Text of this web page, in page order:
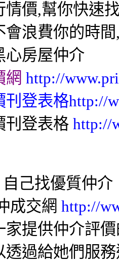
情價,幫你快速
會浪費你的時
心房屋仲介
網 http://
刊登表格http://
刊登表格 http://
己找優質仲介
成交網 http://
家提供仲介評
透過給她們服